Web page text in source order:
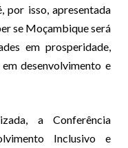
por isso, apresentada
se Moçambique será
em prosperidade,
desenvolvimento e
a Conferência
Inclusivo e